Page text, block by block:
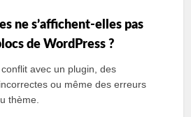
ne s’affichent-elles pas
de WordPress ?
avec un plugin, des
ou même des erreurs
thème.